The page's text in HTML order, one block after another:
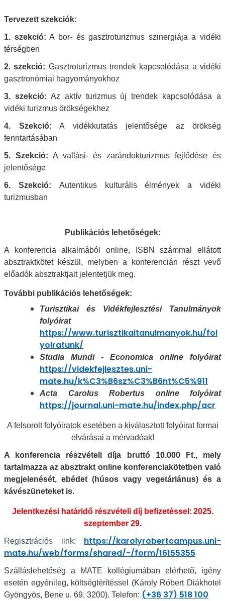
Tervezett szekciók:
1. szekció: A bor- és gasztroturizmus szinergiája a vidéki
térségben
2. szekció: Gasztroturizmus trendek kapcsolódása a vidéki
gasztronómiai hagyományokhoz
3. szekció: Az aktív turizmus új trendek kapcsolódása a
vidéki turizmus örökségekhez
4. Szekció: A vidékkutatás jelentősége az örökség
fenntartásában
5. Szekció: A vallási- és zarándokturizmus fejlődése és
jelentősége
6. Szekció: Autentikus kulturális élmények a vidéki
turizmusban
Publikációs lehetőségek:
A konferencia alkalmából online, ISBN számmal ellátott
absztraktkötet készül, melyben a konferencián részt vevő
előadók absztraktjait jelentetjük meg.
További publikációs lehetőségek:
Turisztikai és Vidékfejlesztési Tanulmányok
folyóirat
https://www.turisztikaitanulmanyok.hu/fol
yoiratunk/
Studia Mundi - Economica online folyóirat
https://videkfejlesztes.uni-
mate.hu/k%C3%B6sz%C3%B6nt%C5%911
Acta Carolus Robertus online folyóirat
https://journal.uni-mate.hu/index.php/acr
A felsorolt folyóiratok esetében a kiválasztott folyóirat formai
elvárásai a mérvadóak!
A konferencia részvételi díja bruttó 10.000 Ft., mely
tartalmazza az absztrakt online konferenciakötetben való
megjelenését, ebédet (húsos vagy vegetáriánus) és a
kávészüneteket is.
Jelentkezési határidő részvételi díj befizetéssel: 2025.
szeptember 29.
Regisztrációs link:
https://karolyrobertcampus.uni-
mate.hu/web/forms/shared/-/form/16155355
Szálláslehetőség a MATE kollégiumában elérhető, igény
esetén egyénileg, költségtérítéssel (Károly Róbert Diákhotel
Gyöngyös, Bene u. 69, 3200). Telefon: (+36 37) 518 100